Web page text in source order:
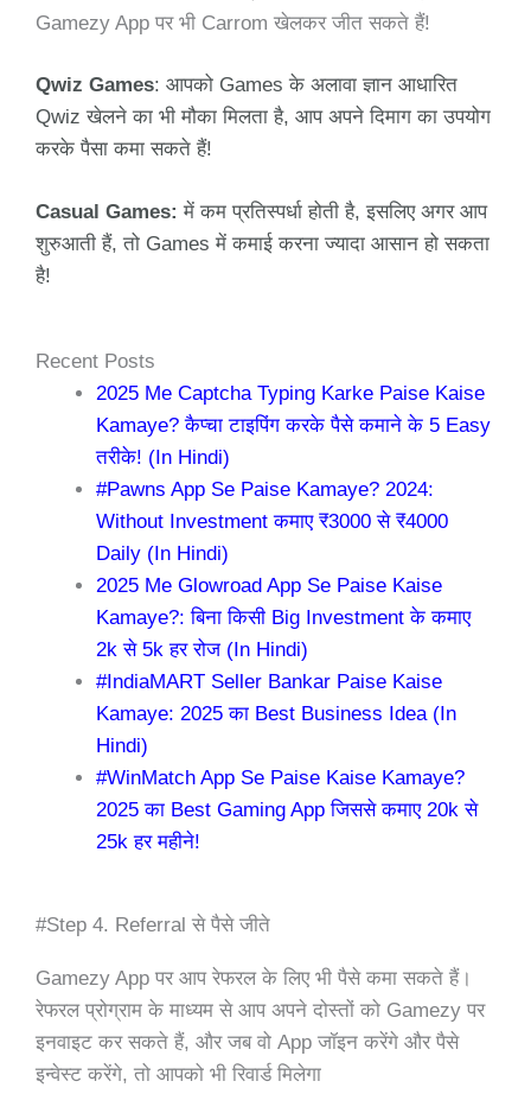
Gamezy App पर भी Carrom खेलकर जीत सकते हैं!
Qwiz Games: आपको Games के अलावा ज्ञान आधारित
Qwiz खेलने का भी मौका मिलता है, आप अपने दिमाग का उपयोग
करके पैसा कमा सकते हैं!
Casual Games: में कम प्रतिस्पर्धा होती है, इसलिए अगर आप
शुरुआती हैं, तो Games में कमाई करना ज्यादा आसान हो सकता
है!
Recent Posts
2025 Me Captcha Typing Karke Paise Kaise
Kamaye? कैप्चा टाइपिंग करके पैसे कमाने के 5 Easy
तरीके! (In Hindi)
#Pawns App Se Paise Kamaye? 2024:
Without Investment कमाए ₹3000 से ₹4000
Daily (In Hindi)
2025 Me Glowroad App Se Paise Kaise
Kamaye?: बिना किसी Big Investment के कमाए
2k से 5k हर रोज (In Hindi)
#IndiaMART Seller Bankar Paise Kaise
Kamaye: 2025 का Best Business Idea (In
Hindi)
#WinMatch App Se Paise Kaise Kamaye?
2025 का Best Gaming App जिससे कमाए 20k से
25k हर महीने!
#Step 4. Referral से पैसे जीते
Gamezy App पर आप रेफरल के लिए भी पैसे कमा सकते हैं।
रेफरल प्रोग्राम के माध्यम से आप अपने दोस्तों को Gamezy पर
इनवाइट कर सकते हैं, और जब वो App जॉइन करेंगे और पैसे
इन्वेस्ट करेंगे, तो आपको भी रिवार्ड मिलेगा